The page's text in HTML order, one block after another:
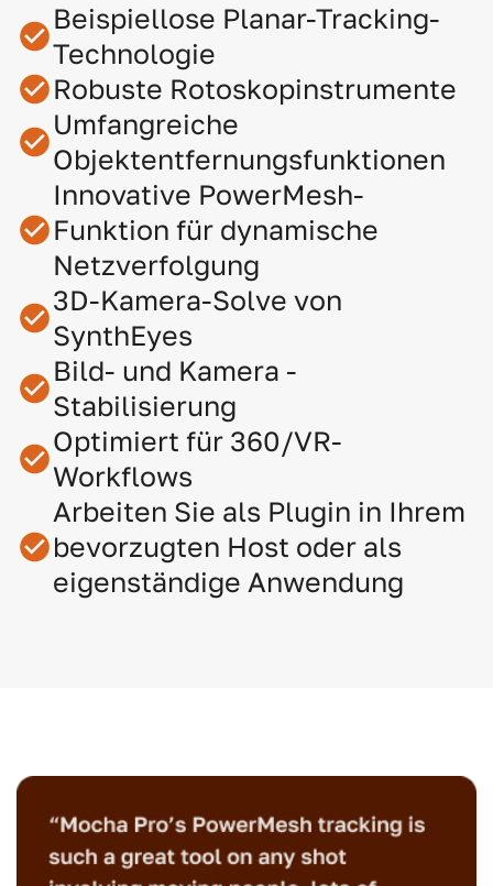
Beispiellose Planar-Tracking-
Technologie
Robuste Rotoskopinstrumente
Umfangreiche
Objektentfernungsfunktionen
Innovative PowerMesh-
Funktion für dynamische
Netzverfolgung
3D-Kamera-Solve von
SynthEyes
Bild- und Kamera -
Stabilisierung
Optimiert für 360/VR-
Workflows
Arbeiten Sie als Plugin in Ihrem
bevorzugten Host oder als
eigenständige Anwendung